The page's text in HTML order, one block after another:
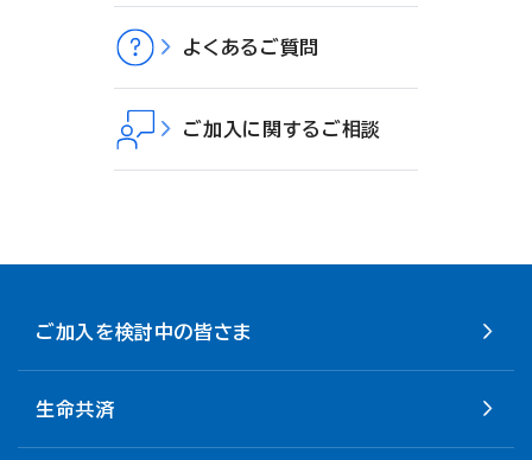
よくあるご質問
ご加入に関するご相談
ご加入を検討中の皆さま
生命共済